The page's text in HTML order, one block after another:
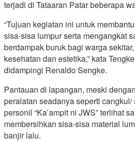
terjadi di Tataaran Patar beberapa
“Tujuan kegiatan ini untuk
sisa-sisa lumpur serta mengangkat
berdampak buruk bagi warga
kesehatan dan estetika,” kata
didampingi Renaldo Sengke.
Pantauan di lapangan, meski
peralatan seadanya seperti cangkul/
personil “Ka’ampit ni JWS” terlihat
membersihkan sisa-sisa material
banjir lalu.